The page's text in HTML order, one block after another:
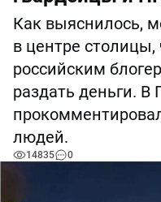
Как выяснилось,
в центре столицы,
российским
раздать деньги.
людей.
14835 0